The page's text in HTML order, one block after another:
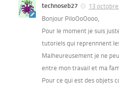
technoseb27
13
Bonjour PiloOoOooo,
Pour le moment je suis
tutoriels qui reprennnent
Malheureusement je ne
entre mon travail et ma
Pour ce qui est des objets